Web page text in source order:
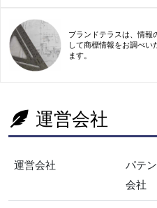
ブランドテラスは、情報
して商標情報をお調べい
ます。
運営会社
運営会社
パテ
会社